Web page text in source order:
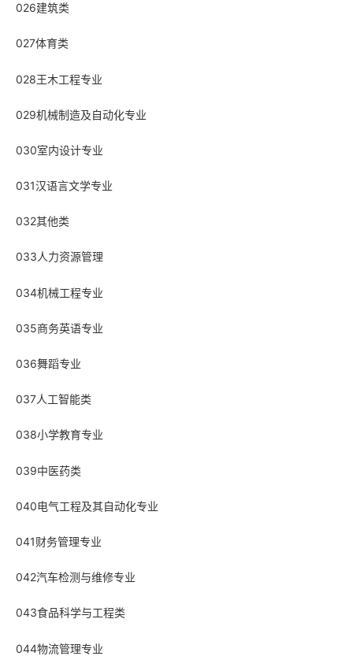
026建筑类
027体育类
028王木工程专业
029机械制造及自动化专业
030室内设计专业
031汉语言文学专业
032其他类
033人力资源管理
034机械工程专业
035商务英语专业
036舞蹈专业
037人工智能类
038小学教育专业
039中医药类
040电气工程及其自动化专业
041财务管理专业
042汽车检测与维修专业
043食品科学与工程类
044物流管理专业